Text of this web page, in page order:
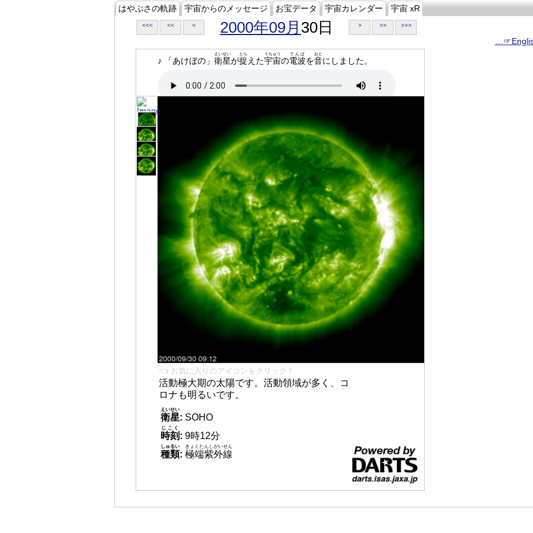
はやぶさの軌跡 宇宙からのメッセージ お宝データ 宇宙カレンダー 宇宙 xR
<<< << < 2000年09月 30日 > >> >>>
♪ 「あけぼの」 衛星
えいせい
が捉
とら
えた宇宙
うちゅう
の電波
でんぱ
を音
おと
にしました。
👈 お気に入りのアイコンをクリック！
活動極大期の太陽です。活動領域が多く、コ
ロナも明るいです。
衛星
えいせい
: SOHO
時刻
じこく
: 9時12分
種類
しゅるい
: 極端紫外線
きょくたんしがいせん